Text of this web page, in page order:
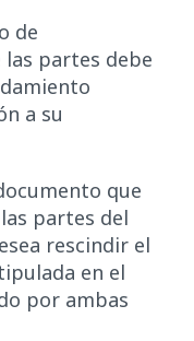
de
partes debe
a su
que
partes del
rescindir el
en el
por ambas